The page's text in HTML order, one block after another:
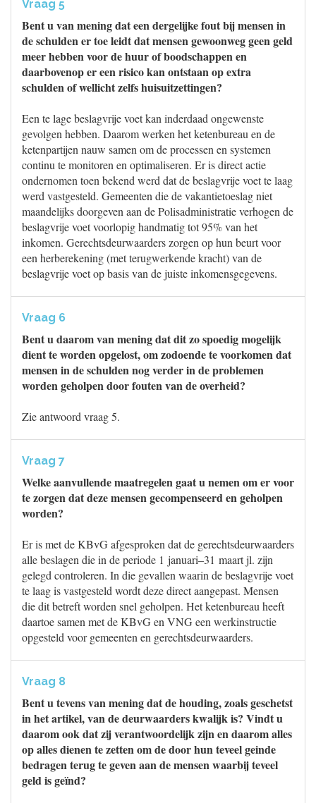
Vraag 5
Bent u van mening dat een dergelijke fout bij mensen in
de schulden er toe leidt dat mensen gewoonweg geen geld
meer hebben voor de huur of boodschappen en
daarbovenop er een risico kan ontstaan op extra
schulden of wellicht zelfs huisuitzettingen?
Een te lage beslagvrije voet kan inderdaad ongewenste
gevolgen hebben. Daarom werken het ketenbureau en de
ketenpartijen nauw samen om de processen en systemen
continu te monitoren en optimaliseren. Er is direct actie
ondernomen toen bekend werd dat de beslagvrije voet te laag
werd vastgesteld. Gemeenten die de vakantietoeslag niet
maandelijks doorgeven aan de Polisadministratie verhogen de
beslagvrije voet voorlopig handmatig tot 95% van het
inkomen. Gerechtsdeurwaarders zorgen op hun beurt voor
een herberekening (met terugwerkende kracht) van de
beslagvrije voet op basis van de juiste inkomensgegevens.
Vraag 6
Bent u daarom van mening dat dit zo spoedig mogelijk
dient te worden opgelost, om zodoende te voorkomen dat
mensen in de schulden nog verder in de problemen
worden geholpen door fouten van de overheid?
Zie antwoord vraag 5.
Vraag 7
Welke aanvullende maatregelen gaat u nemen om er voor
te zorgen dat deze mensen gecompenseerd en geholpen
worden?
Er is met de KBvG afgesproken dat de gerechtsdeurwaarders
alle beslagen die in de periode 1 januari–31 maart jl. zijn
gelegd controleren. In die gevallen waarin de beslagvrije voet
te laag is vastgesteld wordt deze direct aangepast. Mensen
die dit betreft worden snel geholpen. Het ketenbureau heeft
daartoe samen met de KBvG en VNG een werkinstructie
opgesteld voor gemeenten en gerechtsdeurwaarders.
Vraag 8
Bent u tevens van mening dat de houding, zoals geschetst
in het artikel, van de deurwaarders kwalijk is? Vindt u
daarom ook dat zij verantwoordelijk zijn en daarom alles
op alles dienen te zetten om de door hun teveel geinde
bedragen terug te geven aan de mensen waarbij teveel
geld is geïnd?